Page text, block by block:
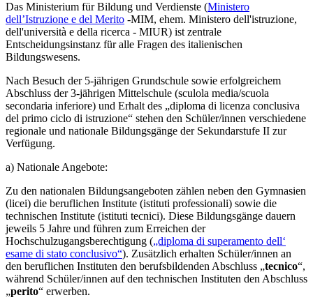
Das Ministerium für Bildung und Verdienste (Ministero
dell’Istruzione e del Merito -MIM, ehem. Ministero dell'istruzione,
dell'università e della ricerca - MIUR) ist zentrale
Entscheidungsinstanz für alle Fragen des italienischen
Bildungswesens.
Nach Besuch der 5-jährigen Grundschule sowie erfolgreichem
Abschluss der 3-jährigen Mittelschule (sculola media/scuola
secondaria inferiore) und Erhalt des „diploma di licenza conclusiva
del primo ciclo di istruzione“ stehen den Schüler/innen verschiedene
regionale und nationale Bildungsgänge der Sekundarstufe II zur
Verfügung.
a) Nationale Angebote:
Zu den nationalen Bildungsangeboten zählen neben den Gymnasien
(licei) die beruflichen Institute (istituti professionali) sowie die
technischen Institute (istituti tecnici). Diese Bildungsgänge dauern
jeweils 5 Jahre und führen zum Erreichen der
Hochschulzugangsberechtigung („diploma di superamento dell‘
esame di stato conclusivo“). Zusätzlich erhalten Schüler/innen an
den beruflichen Instituten den berufsbildenden Abschluss „tecnico“,
während Schüler/innen auf den technischen Instituten den Abschluss
„perito“ erwerben.